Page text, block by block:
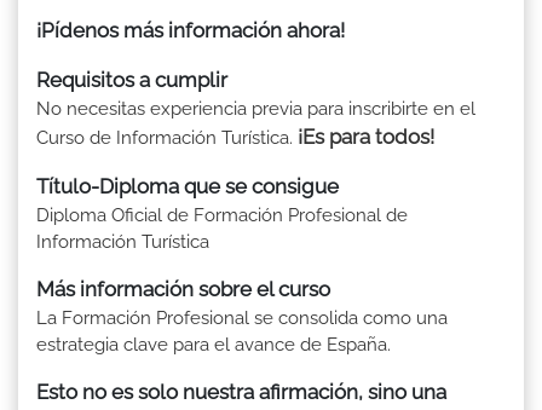
¡Pídenos más información ahora!
Requisitos a cumplir
No necesitas experiencia previa para inscribirte en el
Curso de Información Turística. ¡Es para todos!
Título-Diploma que se consigue
Diploma Oficial de Formación Profesional de
Información Turística
Más información sobre el curso
La Formación Profesional se consolida como una
estrategia clave para el avance de España.
Esto no es solo nuestra afirmación, sino una